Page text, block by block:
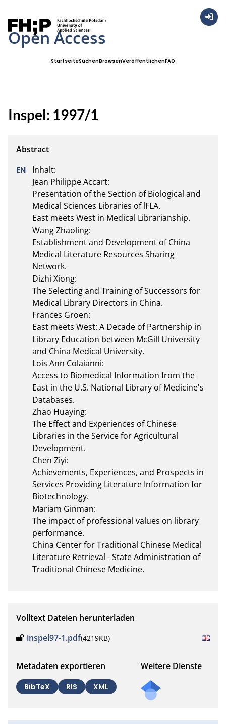
Open Access
StartseiteSuchenBrowsenVeröffentlichenFAQ
Inspel: 1997/1
Inhalt:
Jean Philippe Accart:
Presentation of the Section of Biological and
Medical Sciences Libraries of lFLA.
East meets West in Medical Librarianship.
Wang Zhaoling:
Establishment and Development of China
Medical Literature Resources Sharing
Network.
Dizhi Xiong:
The Selecting and Training of Successors for
Medical Library Directors in China.
Frances Groen:
East meets West: A Decade of Partnership in
Library Education between McGill University
and China Medical University.
Lois Ann Colaianni:
Access to Biomedical Information from the
East in the U.S. National Library of Medicine's
Databases.
Zhao Huaying:
The Effect and Experiences of Chinese
Libraries in the Service for Agricultural
Development.
Chen Ziyi:
Achievements, Experiences, and Prospects in
Services Providing Literature Information for
Biotechnology.
Mariam Ginman:
The impact of professional values on library
performance.
China Center for Traditional Chinese Medical
Literature Retrieval - State Administration of
Traditional Chinese Medicine.
Volltext Dateien herunterladen
inspel97-1.pdf(4219KB)
Metadaten exportieren
BibTeX RIS XML
Weitere Dienste